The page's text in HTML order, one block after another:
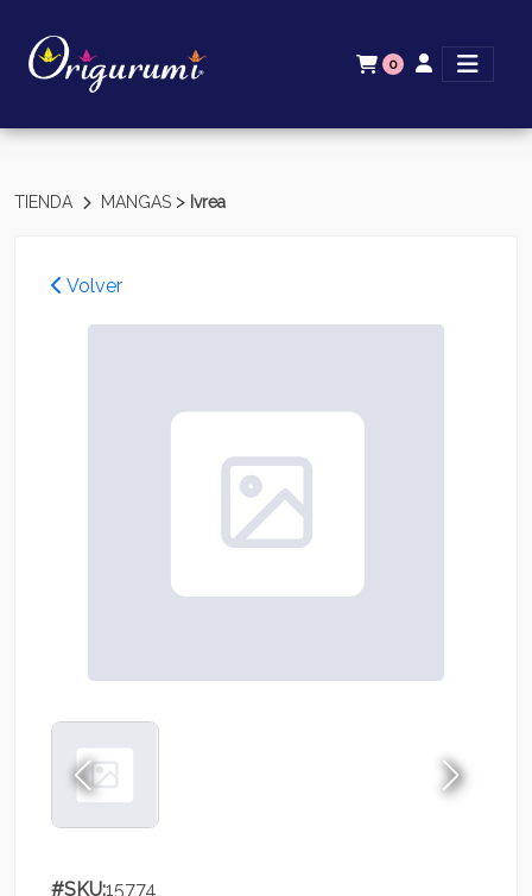
0
TIENDA MANGAS > Ivrea
Volver
#SKU:15774